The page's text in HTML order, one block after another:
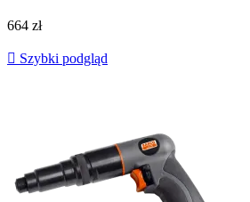
664 zł
 Szybki podgląd